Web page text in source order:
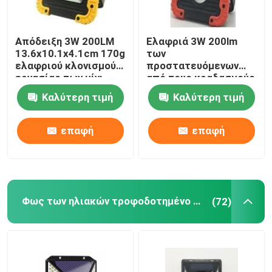
Απόδειξη 3W 200LM
13.6x10.1x4.1cm 170g
ελαφριού κλονισμού
εργασίας των μίνι
οδηγήσεων ΣΠΑΔΙΚΩΝ
φορητώνΚαλύτερη τιμή
επαφή
Ελαφριά 3W 200lm
των
προστατευόμενων
από τους κραδασμούς
ασύρματων
οδηγήσεων μίνι
εργασία ΣΠΑΔΊΚΩΝ
εργασίας ανοικτό
κόκκινο
Καλύτερη τιμή
επαφή
Φως των ηλιακών τροφοδοτημένο οδηγήσεων (72)